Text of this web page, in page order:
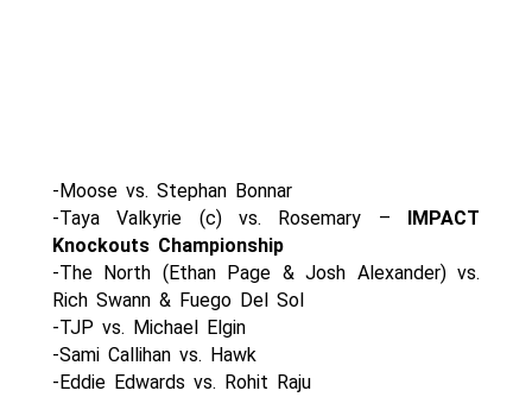
-Moose vs. Stephan Bonnar
-Taya Valkyrie (c) vs. Rosemary –
IMPACT
Knockouts Championship
-The North (Ethan Page & Josh Alexander) vs.
Rich Swann & Fuego Del Sol
-TJP vs. Michael Elgin
-Sami Callihan vs. Hawk
-Eddie Edwards vs. Rohit Raju